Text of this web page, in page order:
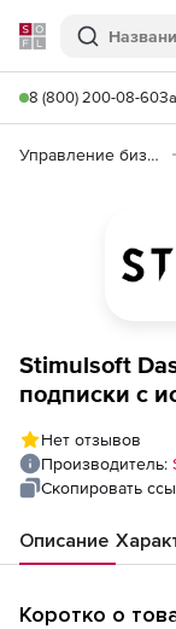
Softline
Поиск
8 (800) 200-08-60
Управление бизнесом, CRM/ERP
Stimulsoft
подписки с
Нет отзывов
Производитель:
Скопировать
Описание
Коротко о